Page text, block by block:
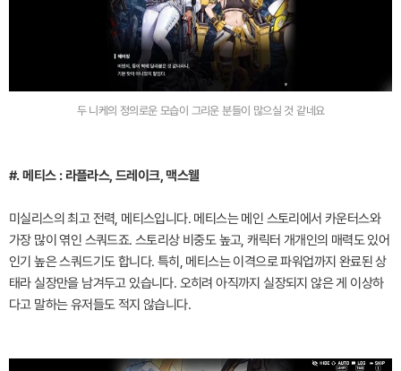
두 니케의 정의로운 모습이 그리운 분들이 많으실 것 같네요
#. 메티스 : 라플라스, 드레이크, 맥스웰
미실리스의 최고 전력, 메티스입니다. 메티스는 메인 스토리에서 카운터스와
가장 많이 엮인 스쿼드죠. 스토리상 비중도 높고, 캐릭터 개개인의 매력도 있어
인기 높은 스쿼드기도 합니다. 특히, 메티스는 이격으로 파워업까지 완료된 상
태라 실장만을 남겨두고 있습니다. 오히려 아직까지 실장되지 않은 게 이상하
다고 말하는 유저들도 적지 않습니다.